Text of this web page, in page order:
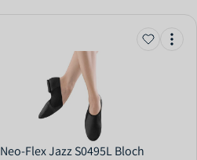
Neo-Flex Jazz S0495L Bloch